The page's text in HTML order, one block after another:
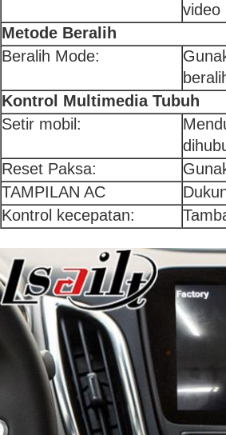
video
Metode Beralih
Beralih Mode:
Kontrol Multimedia Tubuh
Setir mobil:
Reset Paksa:
TAMPILAN AC
Kontrol kecepatan: